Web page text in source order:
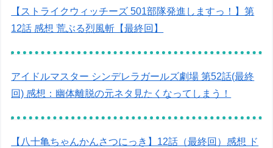
【ストライクウィッチーズ 501部隊発進しますっ！】第
12話 感想 荒ぶる烈風斬【最終回】
アイドルマスター シンデレラガールズ劇場 第52話(最終
回) 感想：幽体離脱の元ネタ見たくなってしまう！
【八十亀ちゃんかんさつにっき】12話（最終回）感想 ド